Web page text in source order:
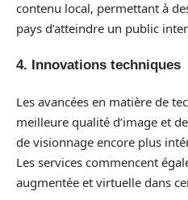
contenu local, permettant à
pays d’atteindre un public
4. Innovations techniques
Les avancées en matière de
meilleure qualité d’image et
de visionnage encore plus
Les services commencent
augmentée et virtuelle dans